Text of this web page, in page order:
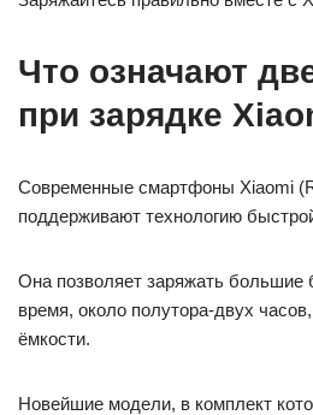
Что означают
при зарядке
Современные смартфоны Xiaomi
поддерживают технологию
Она позволяет заряжать большие
время, около полутора-двух
ёмкости.
Новейшие модели, в комплект